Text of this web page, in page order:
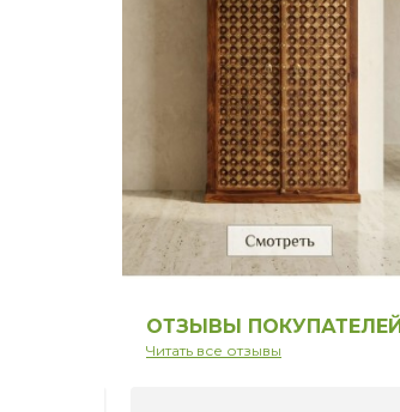
ОТЗЫВЫ ПОКУПАТЕЛЕЙ
Читать все отзывы